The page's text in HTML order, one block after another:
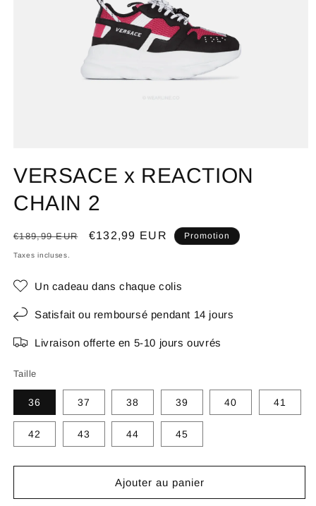
VERSACE x REACTION
CHAIN 2
Prix
habituel
€189,99 EUR
Prix
€132,99 EUR Promotion
Taxes incluses.
Un cadeau dans chaque colis
Satisfait ou remboursé pendant 14 jours
Livraison offerte en 5-10 jours ouvrés
Taille
36 37 38 39 40 41
42 43 44 45
Ajouter au panier